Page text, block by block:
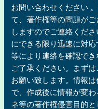
お問い合わせください
て、著作権等の問題が
しますのでご連絡くだ
にできる限り迅速に対
等により連絡を確認でき
ご了承ください。まず
お願い致します。情報
で、作成後に情報が変
ネ等の著作権侵害目的